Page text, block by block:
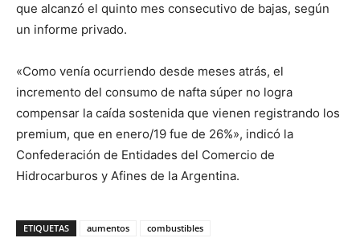
que alcanzó el quinto mes consecutivo de bajas, según
un informe privado.
«Como venía ocurriendo desde meses atrás, el
incremento del consumo de nafta súper no logra
compensar la caída sostenida que vienen registrando los
premium, que en enero/19 fue de 26%», indicó la
Confederación de Entidades del Comercio de
Hidrocarburos y Afines de la Argentina.
ETIQUETAS aumentos combustibles